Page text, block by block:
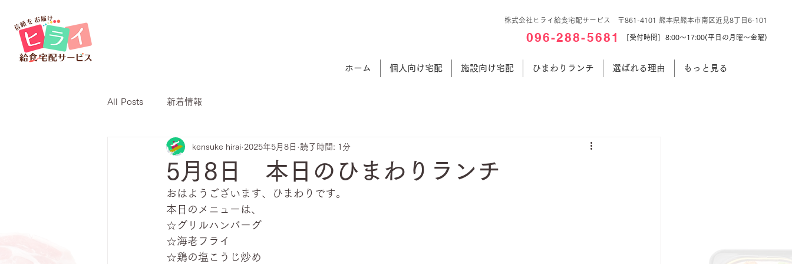
株式会社ヒライ給食宅配サービス 〒861-4101 熊本県熊本市南区近見8丁目6-101
096-288-5681 [受付時間] 8:00～17:00(平日の月曜～金曜)
ホーム 個人向け宅配 施設向け宅配 ひまわりランチ 選ばれる理由 もっと見る
All Posts 新着情報
5月8日 本日のひまわりランチ
kensuke hirai 2025年5月8日 読了時間: 1分
おはようございます、ひまわりです。
本日のメニューは、
☆グリルハンバーグ
☆海老フライ
☆鶏の塩こうじ炒め